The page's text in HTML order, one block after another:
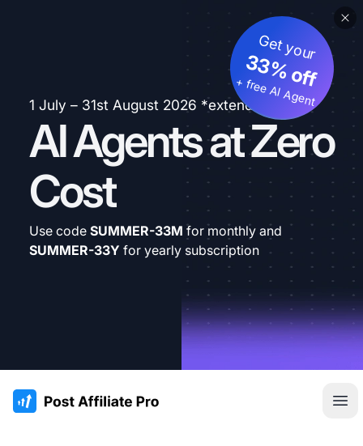
1 July – 31st August 2026 *extended
AI Agents at Zero
Cost
Get your
33% off
+ free AI Agent
Use code SUMMER-33M for monthly and
SUMMER-33Y for yearly subscription
:site.title